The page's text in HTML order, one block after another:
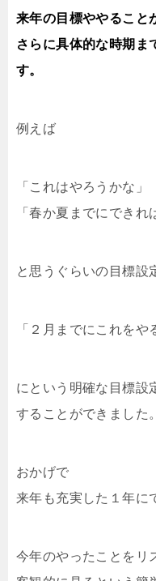
来年の目標ややること
さらに具体的な時期ま
す。
例えば
「これはやろうかな」
「春か夏までにできれ
と思うぐらいの目標設
「２月までにこれをや
にという明確な目標設
することができました。
おかげで
来年も充実した１年に
今年のやったことをリ